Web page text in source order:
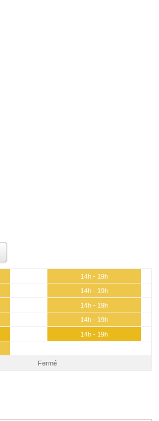
14h - 19h
14h - 19h
14h - 19h
14h - 19h
14h - 19h
Fermé